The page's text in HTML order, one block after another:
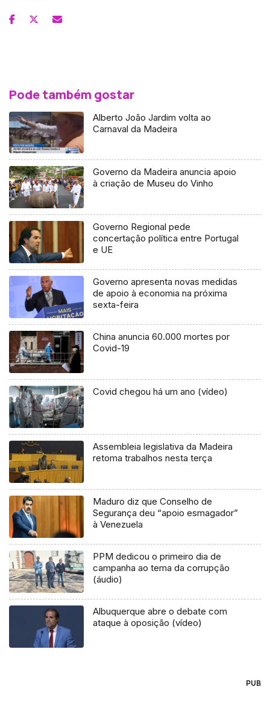
Pode também gostar
Alberto João Jardim volta ao
Carnaval da Madeira
Governo da Madeira anuncia apoio
à criação de Museu do Vinho
Governo Regional pede
concertação política entre Portugal
e UE
Governo apresenta novas medidas
de apoio à economia na próxima
sexta-feira
China anuncia 60.000 mortes por
Covid-19
Covid chegou há um ano (vídeo)
Assembleia legislativa da Madeira
retoma trabalhos nesta terça
Maduro diz que Conselho de
Segurança deu “apoio esmagador”
à Venezuela
PPM dedicou o primeiro dia de
campanha ao tema da corrupção
(áudio)
Albuquerque abre o debate com
ataque à oposição (vídeo)
PUB